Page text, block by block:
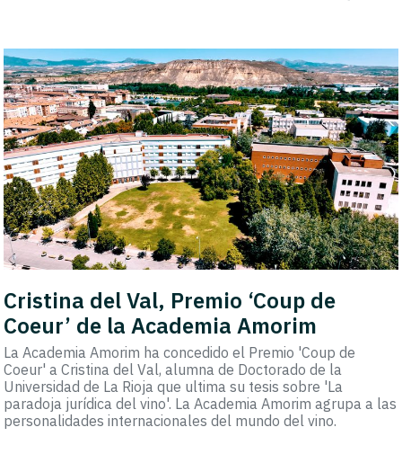
Cristina del Val, Premio ‘Coup de
Coeur’ de la Academia Amorim
La Academia Amorim ha concedido el Premio 'Coup de
Coeur' a Cristina del Val, alumna de Doctorado de la
Universidad de La Rioja que ultima su tesis sobre 'La
paradoja jurídica del vino'. La Academia Amorim agrupa a las
personalidades internacionales del mundo del vino.